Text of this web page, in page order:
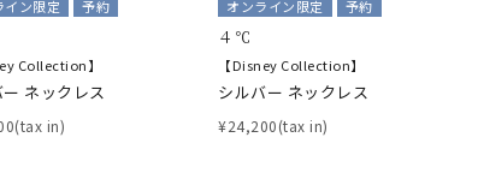
イン限定 予約
Collection】
ネックレス
in)
オンライン限定 予約
４℃
【Disney Collection】
シルバー ネックレス
¥24,200(tax in)